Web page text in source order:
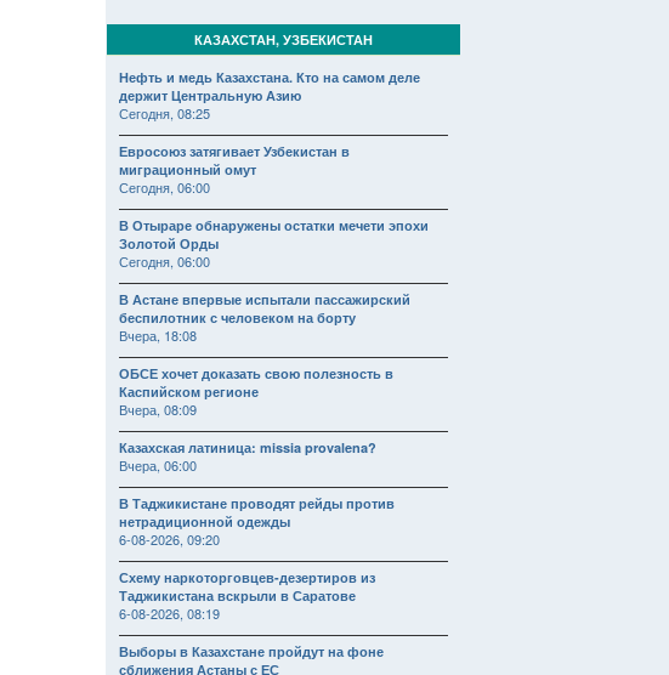
КАЗАХСТАН, УЗБЕКИСТАН
Нефть и медь Казахстана. Кто на самом деле
держит Центральную Азию
Сегодня, 08:25
Евросоюз затягивает Узбекистан в
миграционный омут
Сегодня, 06:00
В Отыраре обнаружены остатки мечети эпохи
Золотой Орды
Сегодня, 06:00
В Астане впервые испытали пассажирский
беспилотник с человеком на борту
Вчера, 18:08
ОБСЕ хочет доказать свою полезность в
Каспийском регионе
Вчера, 08:09
Казахская латиница: missia provalena?
Вчера, 06:00
В Таджикистане проводят рейды против
нетрадиционной одежды
6-08-2026, 09:20
Схему наркоторговцев-дезертиров из
Таджикистана вскрыли в Саратове
6-08-2026, 08:19
Выборы в Казахстане пройдут на фоне
сближения Астаны с ЕС